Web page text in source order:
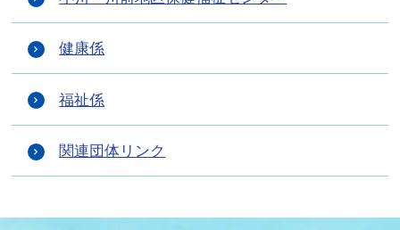
健康係
福祉係
関連団体リンク